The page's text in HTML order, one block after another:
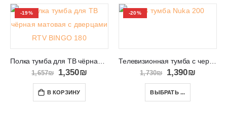
-19%
1,657₪ 1,350₪
В КОРЗИНУ
-20%
Телевизионная тумба с черными ножками RTV Nuka 200
1,730₪ 1,390₪
ВЫБРАТЬ ...